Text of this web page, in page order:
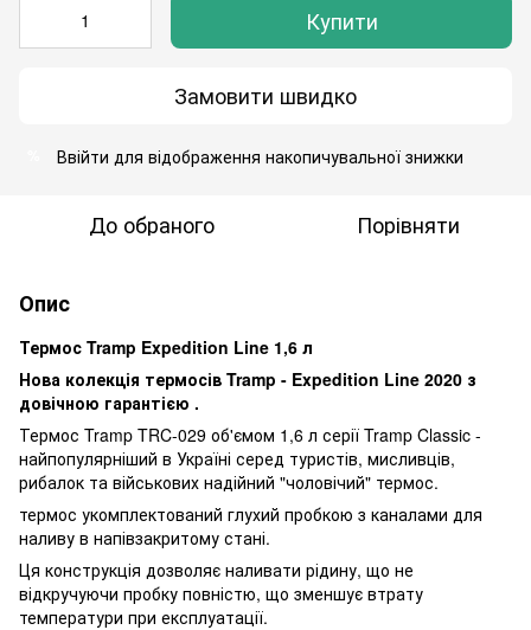
Купити
Замовити швидко
Ввійти для відображення накопичувальної знижки
До обраного Порівняти
Опис
Термос Tramp Expedition Line 1,6 л
Нова колекція термосів Tramp - Expedition Line 2020 з
довічною гарантією .
Термос Tramp TRC-029 об'ємом 1,6 л серії Tramp Classic -
найпопулярніший в Україні серед туристів, мисливців,
рибалок та військових надійний "чоловічий" термос.
термос укомплектований глухий пробкою з каналами для
наливу в напівзакритому стані.
Ця конструкція дозволяє наливати рідину, що не
відкручуючи пробку повністю, що зменшує втрату
температури при експлуатації.